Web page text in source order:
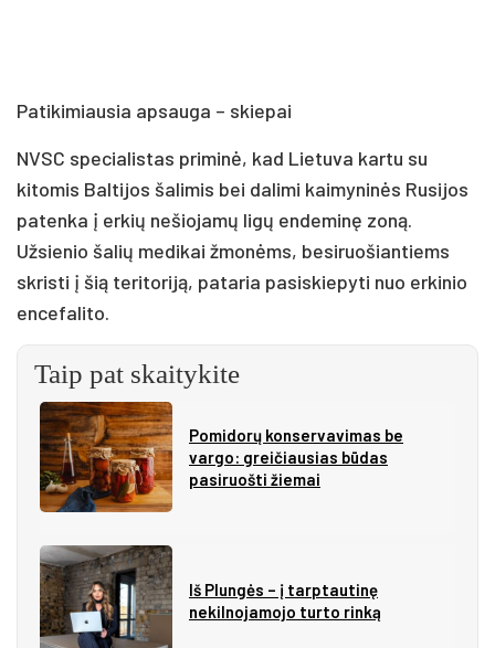
Patikimiausia apsauga – skiepai
NVSC specialistas priminė, kad Lietuva kartu su
kitomis Baltijos šalimis bei dalimi kaimyninės Rusijos
patenka į erkių nešiojamų ligų endeminę zoną.
Užsienio šalių medikai žmonėms, besiruošiantiems
skristi į šią teritoriją, pataria pasiskiepyti nuo erkinio
encefalito.
Taip pat skaitykite
Pomidorų konservavimas be
vargo: greičiausias būdas
pasiruošti žiemai
Iš Plungės – į tarptautinę
nekilnojamojo turto rinką